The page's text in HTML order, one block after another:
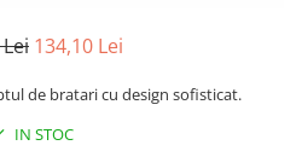
134,10 Lei
de bratari cu design sofisticat.
IN STOC